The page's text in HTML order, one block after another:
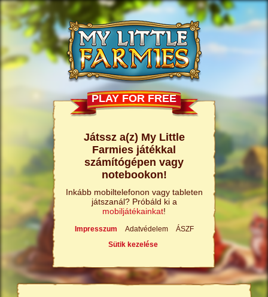
PLAY FOR FREE
Játssz a(z) My Little
Farmies játékkal
számítógépen vagy
notebookon!
Inkább mobiltelefonon vagy tableten
játszanál? Próbáld ki a
mobiljátékainkat!
Impresszum Adatvédelem
ÁSZF
Sütik kezelése